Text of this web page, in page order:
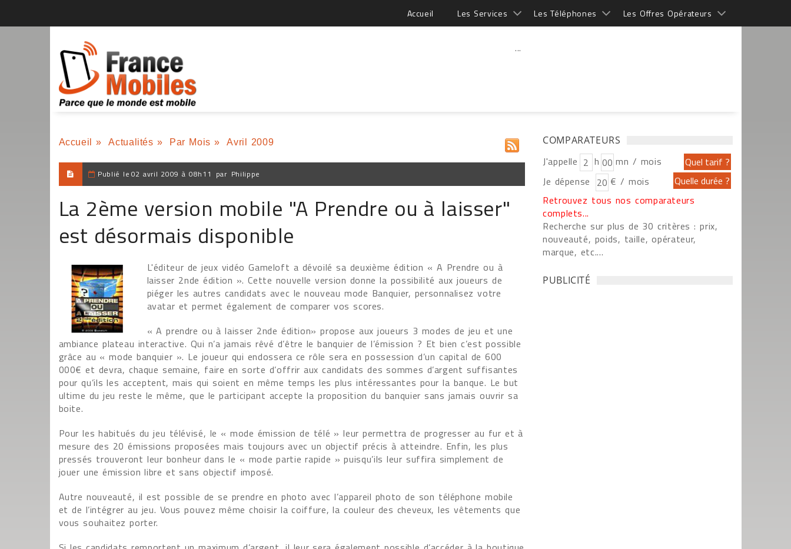
Accueil Les Services Les Téléphones Les Offres Opérateurs
...
Accueil » Actualités » Par Mois » Avril 2009
Publié le 02 avril 2009 à 08h11 par Philippe
La 2ème version mobile "A Prendre ou à laisser"
est désormais disponible
L'éditeur de jeux vidéo Gameloft a dévoilé sa deuxième édition « A Prendre ou à
laisser 2nde édition ». Cette nouvelle version donne la possibilité aux joueurs de
piéger les autres candidats avec le nouveau mode Banquier, personnalisez votre
avatar et permet également de comparer vos scores.
« A prendre ou à laisser 2nde édition» propose aux joueurs 3 modes de jeu et une
ambiance plateau interactive. Qui n’a jamais rêvé d’être le banquier de l’émission ? Et bien c’est possible
grâce au « mode banquier ». Le joueur qui endossera ce rôle sera en possession d’un capital de 600
000€ et devra, chaque semaine, faire en sorte d’offrir aux candidats des sommes d’argent suffisantes
pour qu’ils les acceptent, mais qui soient en même temps les plus intéressantes pour la banque. Le but
ultime du jeu reste le même, que le participant accepte la proposition du banquier sans jamais ouvrir sa
boite.
Pour les habitués du jeu télévisé, le « mode émission de télé » leur permettra de progresser au fur et à
mesure des 20 émissions proposées mais toujours avec un objectif précis à atteindre. Enfin, les plus
pressés trouveront leur bonheur dans le « mode partie rapide » puisqu’ils leur suffira simplement de
jouer une émission libre et sans objectif imposé.
Autre nouveauté, il est possible de se prendre en photo avec l’appareil photo de son téléphone mobile
et de l’intégrer au jeu. Vous pouvez même choisir la coiffure, la couleur des cheveux, les vêtements que
vous souhaitez porter.
COMPARATEURS
J'appelle h
mn / mois
Je dépense
€ / mois
Retrouvez tous nos comparateurs
complets...
Recherche sur plus de 30 critères : prix,
nouveauté, poids, taille, opérateur,
marque, etc....
PUBLICITÉ